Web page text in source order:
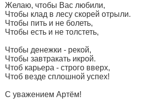
Желаю, чтобы Вас любили,
Чтобы клад в лесу скорей отрыли.
Чтобы пить и не болеть,
Чтобы есть и не толстеть,
Чтобы денежки - рекой,
Чтобы завтракать икрой.
Чтоб карьера - строго вверх,
Чтоб везде сплошной успех!
С уважением Артём!